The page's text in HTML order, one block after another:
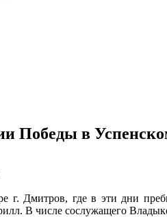
Победы в
г. Дмитров, где в эти дни
В числе сослужащего